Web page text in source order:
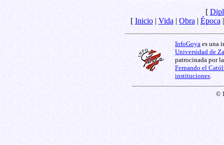
[
[ Inicio| Vida | Obra | Época
InfoGoya es una
Universidad de
patrocinada por
Fernando el
instituciones
©